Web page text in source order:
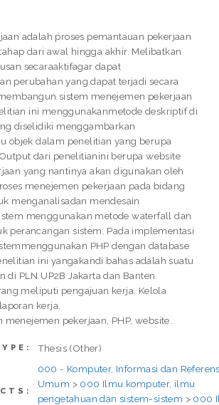
adalah proses pemantauan pekerjaan
dari awal hingga akhir. Melibatkan
secaraaktifagar dapat
perubahan yang dapat terjadi secara
sistem menejemen pekerjaan
ini menggunakanmetode deskriptif di
diselidiki menggambarkan
objek dalam penelitian yang berupa
dari penelitianini berupa website
yang nantinya akan digunakan oleh
menejemen pekerjaan pada bidang
menganalisadan mendesain
menggunakan metode waterfall dan
perancangan sistem. Pada implementasi
PHP dengan database
ini yangakandi bahas adalah suatu
di PLN UP2B Jakarta dan Banten
meliputi pengajuan kerja, Kelola
kerja.
menejemen pekerjaan, PHP, website.
Thesis (Other)
000 - Komputer, Informasi dan
Umum > 000 Ilmu komputer, ilmu
pengetahuan dan sistem-sistem > 000